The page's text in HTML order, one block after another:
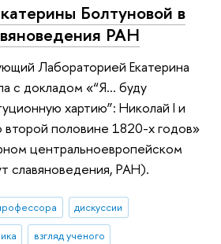
Болтуновой в
РАН
Лабораторией Екатерина
с докладом «“Я... буду
хартию”: Николай I и
второй половине 1820-х годов»
центральноевропейском
славяноведения, РАН).
дискуссии
взгляд ученого